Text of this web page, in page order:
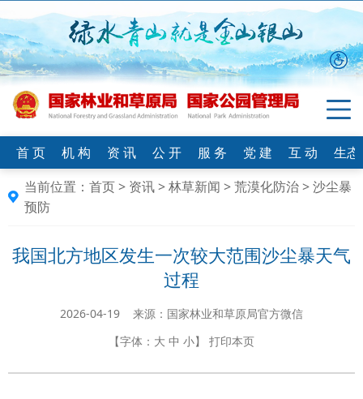
首 页 机 构 资 讯 公 开 服 务 党 建 互 动
生
当前位置： 首页> 资讯>林草新闻 >荒漠化防治>沙尘暴
预防
我国北方地区发生一次较大范围沙尘暴天气
过程
2026-04-19 来源：国家林业和草原局官方微信
【字体： 大 中 小】 打印本页